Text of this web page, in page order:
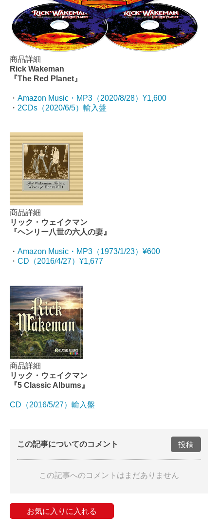
商品詳細
Rick Wakeman
『The Red Planet』
・ Amazon Music・MP3（2020/8/28）¥1,600
・ 2CDs（2020/6/5）輸入盤
商品詳細
リック・ウェイクマン
『ヘンリー八世の六人の妻』
・ Amazon Music・MP3（1973/1/23）¥600
・ CD（2016/4/27）¥1,677
商品詳細
リック・ウェイクマン
『5 Classic Albums』
CD（2016/5/27）輸入盤
この記事についてのコメント 投稿
この記事へのコメントはまだありません
お気に入りに入れる